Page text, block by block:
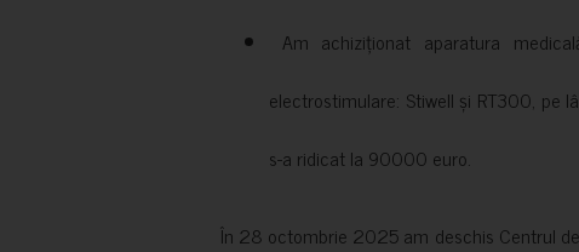
Am achiziționat aparatura
electrostimulare: Stiwell și RT300, pe
s-a ridicat la 90000 euro.
În 28 octombrie 2025 am deschis Centrul